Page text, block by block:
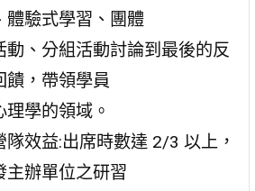
體驗式學習、團體
動、分組活動討論到最後的反
饋，帶領學員
理學的領域。
隊效益:出席時數達 2/3 以上，
主辦單位之研習